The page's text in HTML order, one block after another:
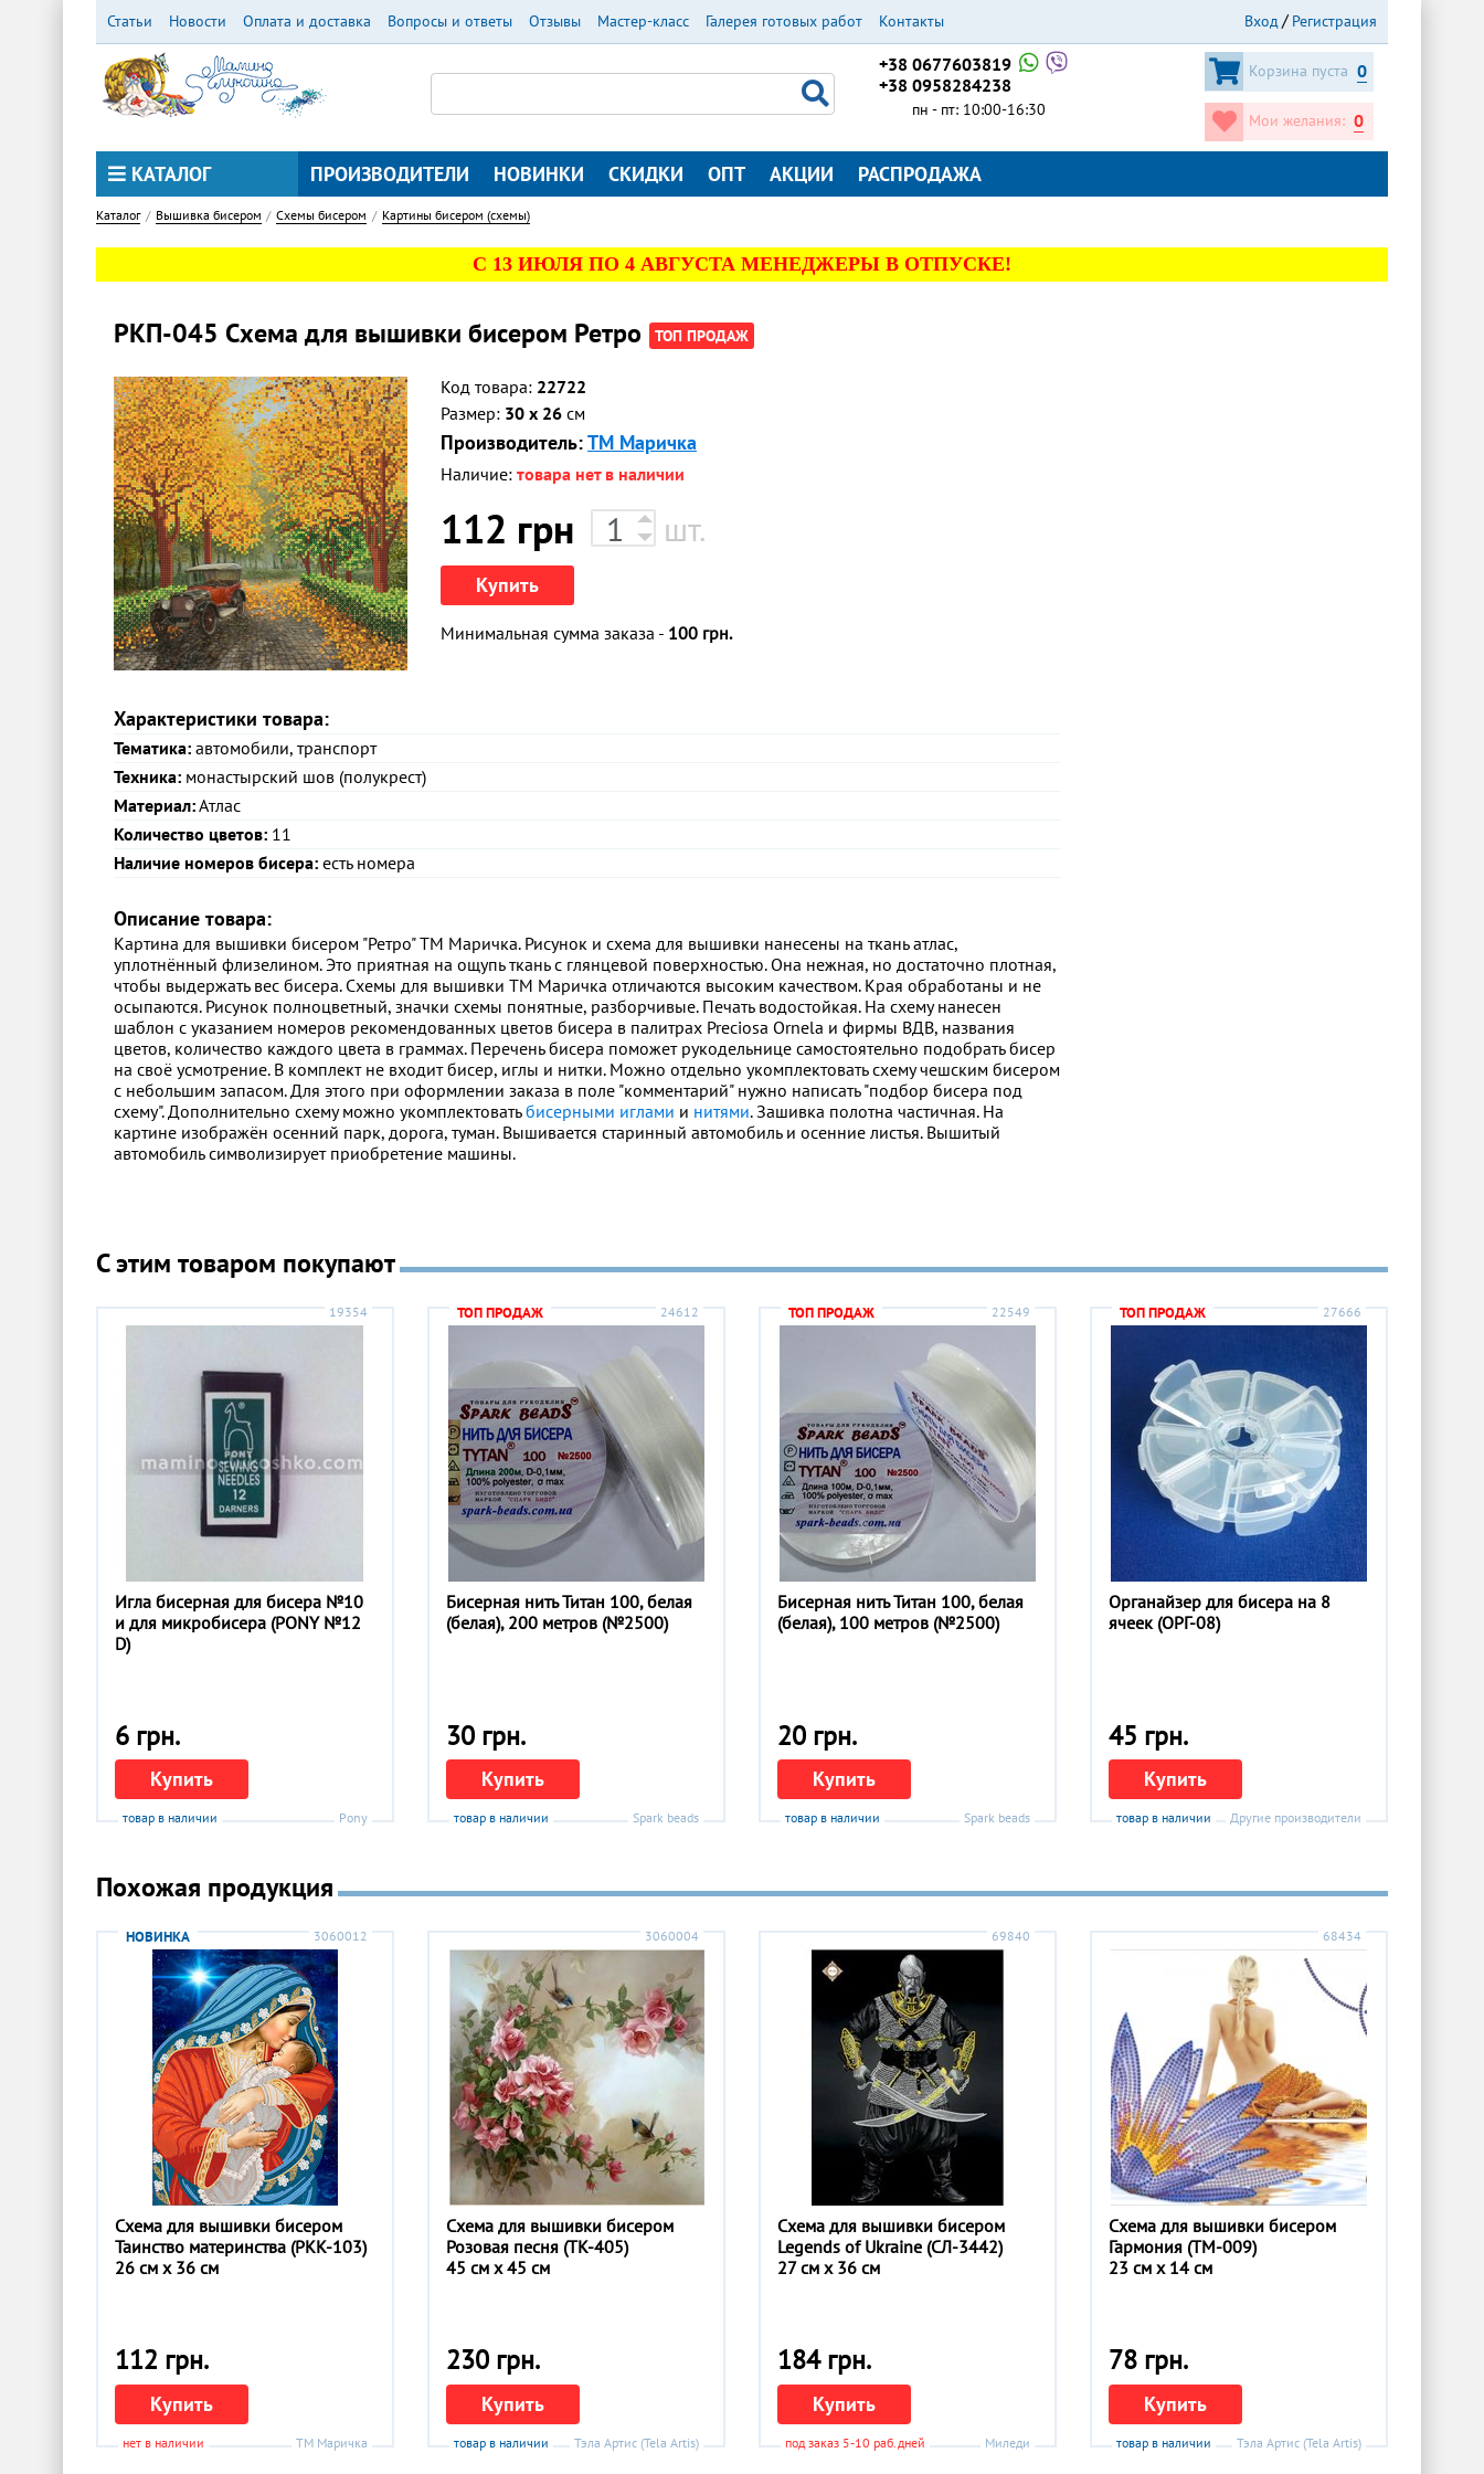
Статьи Новости Оплата и доставка Вопросы и ответы Отзывы Мастер-класс Галерея готовых работ Контакты Вход Регистрация
+38 0677603819
+38 0958284238
пн - пт: 10:00-16:30
Корзина пуста 0
Мои желания: 0
КАТАЛОГ ПРОИЗВОДИТЕЛИ НОВИНКИ СКИДКИ ОПТ АКЦИИ РАСПРОДАЖА
Каталог Вышивка бисером Схемы бисером Картины бисером (схемы)
С 13 ИЮЛЯ ПО 4 АВГУСТА МЕНЕДЖЕРЫ В ОТПУСКЕ!
РКП-045 Схема для вышивки бисером Ретро ТОП ПРОДАЖ
Код товара: 22722
Размер: 30 x 26см
Производитель:ТМ Маричка
Наличие: товара нет в наличии
112 грн шт.
Купить
Минимальная сумма заказа - 100 грн.
Характеристики товара:
Тематика: автомобили, транспорт
Техника: монастырский шов (полукрест)
Материал:Атлас
Количество цветов: 11
Наличие номеров бисера: есть номера
Описание товара:
Картина для вышивки бисером "Ретро" ТМ Маричка. Рисунок и схема для вышивки нанесены на ткань атлас,
уплотнённый флизелином. Это приятная на ощупь ткань с глянцевой поверхностью. Она нежная, но достаточно плотная,
чтобы выдержать вес бисера. Схемы для вышивки ТМ Маричка отличаются высоким качеством. Края обработаны и не
осыпаются. Рисунок полноцветный, значки схемы понятные, разборчивые. Печать водостойкая. На схему нанесен
шаблон с указанием номеров рекомендованных цветов бисера в палитрах Preciosa Ornela и фирмы ВДВ, названия
цветов, количество каждого цвета в граммах. Перечень бисера поможет рукодельнице самостоятельно подобрать бисер
на своё усмотрение. В комплект не входит бисер, иглы и нитки. Можно отдельно укомплектовать схему чешским бисером
с небольшим запасом. Для этого при оформлении заказа в поле "комментарий" нужно написать "подбор бисера под
схему". Дополнительно схему можно укомплектоватьбисерными иглами и нитями. Зашивка полотна частичная. На
картине изображён осенний парк, дорога, туман. Вышивается старинный автомобиль и осенние листья. Вышитый
автомобиль символизирует приобретение машины.
С этим товаром покупают
19354
Игла бисерная для бисера №10
и для микробисера (PONY №12
D)
6 грн.
Купить
товар в наличии Pony
ТОП ПРОДАЖ 24612
Бисерная нить Титан 100, белая
(белая), 200 метров (№2500)
30 грн.
Купить
товар в наличии Spark beads
ТОП ПРОДАЖ 22549
Бисерная нить Титан 100, белая
(белая), 100 метров (№2500)
20 грн.
Купить
товар в наличии Spark beads
ТОП ПРОДАЖ 27666
Органайзер для бисера на 8
ячеек (ОРГ-08)
45 грн.
Купить
товар в наличии Другие производители
Похожая продукция
НОВИНКА 3060012
Схема для вышивки бисером
Таинство материнства (РКК-103)
26 см x 36 см
112 грн.
Купить
нет в наличии ТМ Маричка
3060004
Схема для вышивки бисером
Розовая песня (ТК-405)
45 см x 45 см
230 грн.
Купить
товар в наличии Тэла Артис (Tela Artis)
69840
Схема для вышивки бисером
Legends of Ukraine (СЛ-3442)
27 см x 36 см
184 грн.
Купить
под заказ 5-10 раб.дней Миледи
68434
Схема для вышивки бисером
Гармония (ТМ-009)
23 см x 14 см
78 грн.
Купить
товар в наличии Тэла Артис (Tela Artis)